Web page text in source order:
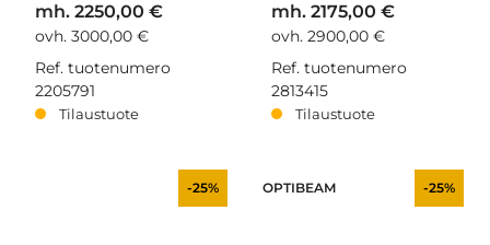
mh. 2250,00 €
ovh. 3000,00 €
Ref. tuotenumero
2205791
Tilaustuote
mh. 2175,00 €
ovh. 2900,00 €
Ref. tuotenumero
2813415
Tilaustuote
-25% OPTIBEAM -25%